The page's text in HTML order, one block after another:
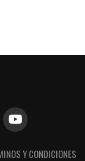
Y CONDICIONES